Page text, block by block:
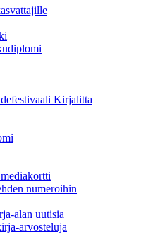
Kirjalitta
numeroihin
alan uutisia
arvosteluja